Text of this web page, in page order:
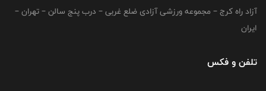
آزاد راه کرج – مجموعه ورزشی آزادی ضلع غربی – درب پنج سالن – تهران –
ایران
تلفن و فکس